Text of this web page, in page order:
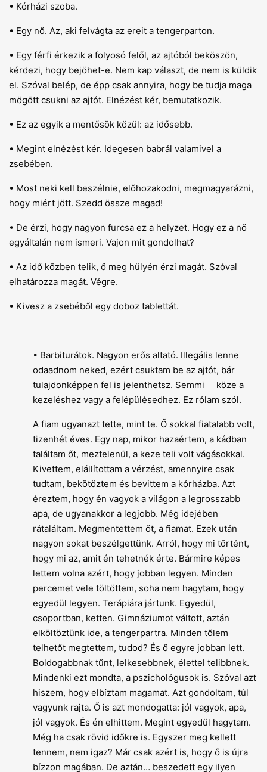
• Kórházi szoba.
• Egy nő. Az, aki felvágta az ereit a tengerparton.
• Egy férfi érkezik a folyosó felől, az ajtóból beköszön,
kérdezi, hogy bejöhet-e. Nem kap választ, de nem is küldik
el. Szóval belép, de épp csak annyira, hogy be tudja maga
mögött csukni az ajtót. Elnézést kér, bemutatkozik.
• Ez az egyik a mentősök közül: az idősebb.
• Megint elnézést kér. Idegesen babrál valamivel a
zsebében.
• Most neki kell beszélnie, előhozakodni, megmagyarázni,
hogy miért jött. Szedd össze magad!
• De érzi, hogy nagyon furcsa ez a helyzet. Hogy ez a nő
egyáltalán nem ismeri. Vajon mit gondolhat?
• Az idő közben telik, ő meg hülyén érzi magát. Szóval
elhatározza magát. Végre.
• Kivesz a zsebéből egy doboz tablettát.
• Barbiturátok. Nagyon erős altató. Illegális lenne
odaadnom neked, ezért csuktam be az ajtót, bár
tulajdonképpen fel is jelenthetsz. Semmi köze a
kezeléshez vagy a felépülésedhez. Ez rólam szól.
A fiam ugyanazt tette, mint te. Ő sokkal fiatalabb volt,
tizenhét éves. Egy nap, mikor hazaértem, a kádban
találtam őt, meztelenül, a keze teli volt vágásokkal.
Kivettem, elállítottam a vérzést, amennyire csak
tudtam, bekötöztem és bevittem a kórházba. Azt
éreztem, hogy én vagyok a világon a legrosszabb
apa, de ugyanakkor a legjobb. Még idejében
rátaláltam. Megmentettem őt, a fiamat. Ezek után
nagyon sokat beszélgettünk. Arról, hogy mi történt,
hogy mi az, amit én tehetnék érte. Bármire képes
lettem volna azért, hogy jobban legyen. Minden
percemet vele töltöttem, soha nem hagytam, hogy
egyedül legyen. Terápiára jártunk. Egyedül,
csoportban, ketten. Gimnáziumot váltott, aztán
elköltöztünk ide, a tengerpartra. Minden tőlem
telhetőt megtettem, tudod? És ő egyre jobban lett.
Boldogabbnak tűnt, lelkesebbnek, élettel telibbnek.
Mindenki ezt mondta, a pszichológusok is. Szóval azt
hiszem, hogy elbíztam magamat. Azt gondoltam, túl
vagyunk rajta. Ő is azt mondogatta: jól vagyok, apa,
jól vagyok. És én elhittem. Megint egyedül hagytam.
Még ha csak rövid időkre is. Egyszer meg kellett
tennem, nem igaz? Már csak azért is, hogy ő is újra
bízzon magában. De aztán… beszedett egy ilyen